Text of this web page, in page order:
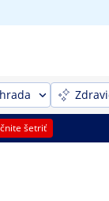
šetriť